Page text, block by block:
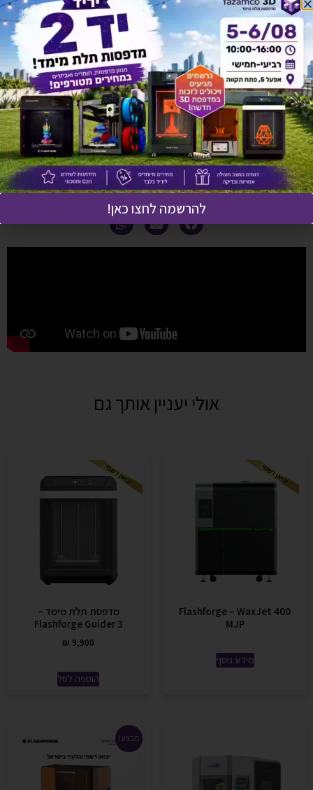
תיאור מוצר
מפרט טכני
אחריות ושירות
מדניות משלוחים
יש לך שאלה על המוצר?
לחץ כאן ונציגנו יחזרו אליך בהקדם!
אולי יעניין אותך גם
Flashforge – WaxJet 400
MJP
מידע נוסף
מדפסת תלת מימד –
Flashforge Guider 3
₪ 9,900
הוספה לסל
מבצע!
להרשמה לחצו כאן!